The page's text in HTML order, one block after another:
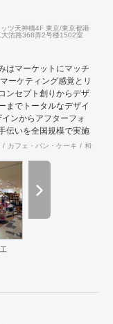
ツ天神橋4F 東京/東京都港
沽路368弄2号楼1502室
はマーケットにマッチ
ーケティング感覚とリ
ンセプト創りからデザ
までトータルなデザイ
ンからアフターフォ
伝いを全国規模で実施
ますので、中国での実
カフェ・パン・ケーキ 和食・